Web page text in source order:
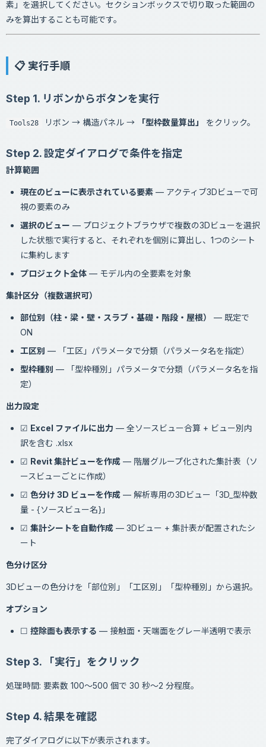
素」を選択してください。セクションボックスで切り取った範囲の
みを算出することも可能です。
📋 実行手順
Step 1. リボンからボタンを実行
Tools28 リボン → 構造パネル → 「型枠数量算出」 をクリック。
Step 2. 設定ダイアログで条件を指定
計算範囲
現在のビューに表示されている要素 — アクティブ3Dビューで可
視の要素のみ
選択のビュー — プロジェクトブラウザで複数の3Dビューを選択
した状態で実行すると、それぞれを個別に算出し、1つのシート
に集約します
プロジェクト全体 — モデル内の全要素を対象
集計区分（複数選択可）
部位別（柱・梁・壁・スラブ・基礎・階段・屋根）
— 既定で
ON
工区別 — 「工区」パラメータで分類（パラメータ名を指定）
型枠種別 — 「型枠種別」パラメータで分類（パラメータ名を指
定）
出力設定
☑ Excel ファイルに出力 — 全ソースビュー合算 + ビュー別内
訳を含む .xlsx
☑ Revit 集計ビューを作成 — 階層グループ化された集計表（ソ
ースビューごとに作成）
☑ 色分け 3D ビューを作成 — 解析専用の3Dビュー「3D_型枠数
量 - {ソースビュー名}」
☑ 集計シートを自動作成 — 3Dビュー + 集計表が配置されたシ
ート
色分け区分
3Dビューの色分けを「部位別」「工区別」「型枠種別」から選択。
オプション
☐ 控除面も表示する — 接触面・天端面をグレー半透明で表示
Step 3. 「実行」をクリック
処理時間: 要素数 100〜500 個で 30 秒〜2 分程度。
Step 4. 結果を確認
完了ダイアログに以下が表示されます。